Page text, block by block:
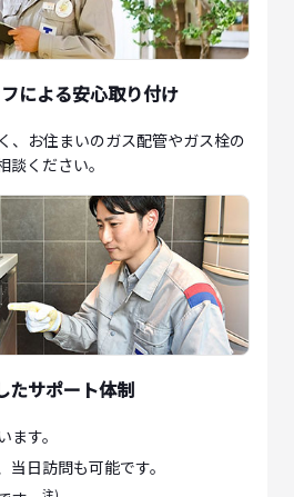
による安心取り付け
、お住まいのガス配管やガス栓の
ください。
たサポート体制
す。
日訪問も可能です。